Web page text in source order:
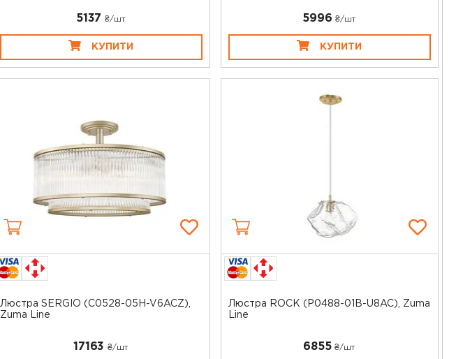
5137 ₴/шт
КУПИТИ
5996 ₴/шт
КУПИТИ
Люстра SERGIO (C0528-05H-V6ACZ),
Zuma Line
17163 ₴/шт
Люстра ROCK (P0488-01B-U8AC), Zuma
Line
6855 ₴/шт